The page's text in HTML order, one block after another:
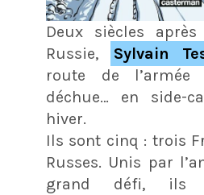
Deux siècles
Russie,
Sylvain
route de l’armée
déchue… en side-
hiver.
Ils sont cinq : trois
Russes. Unis par
grand défi, ils